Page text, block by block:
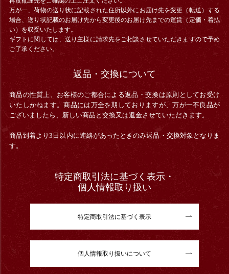
万が一、荷物の送り状に記載された住所以外にお届け先を変更（転送）する
場合、送り状記載のお届け先から変更後のお届け先までの運賃（定価・着払
い）を収受いたします。
ギフトに関しては、送り主様に請求先をご相談させていただきますので予め
ご了承ください。
返品・交換について
商品の性質上、お客様のご都合による返品・交換は原則としてお受け
いたしかねます。商品には万全を期しておりますが、万が一不良品が
ございましたら、新しい商品と交換又は返金させていただきます。
商品到着より3日以内に連絡があったときのみ返品・交換対象となりま
す。
特定商取引法に基づく表示・
個人情報取り扱い
特定商取引法に基づく表示
個人情報取り扱いについて